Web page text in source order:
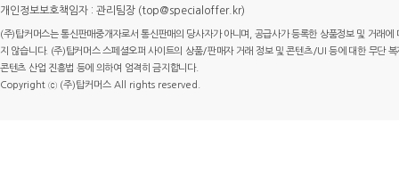
개인정보보호책임자 : 관리팀장 (top@specialoffer.kr)
(주)탑커머스는 통신판매중개자로서 통신판매의 당사자가 아니며, 공급사가 등록한 상품정보 및 거래
지 않습니다. (주)탑커머스 스페셜오퍼 사이트의 상품/판매자 거래 정보 및 콘텐츠/UI 등에 대한 무단
콘텐츠 산업 진흥법 등에 의하여 엄격히 금지합니다.
Copyright ⓒ (주)탑커머스 All rights reserved.